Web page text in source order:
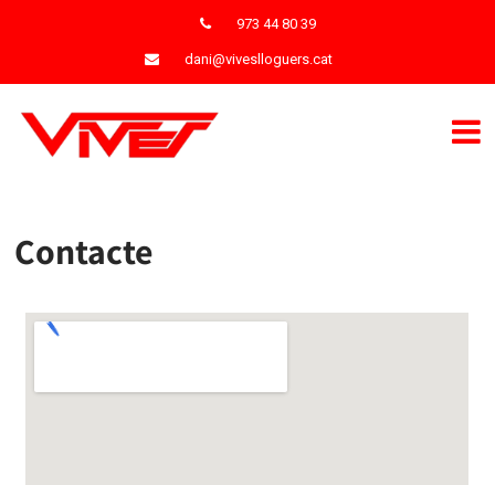
973 44 80 39
dani@viveslloguers.cat
Contacte